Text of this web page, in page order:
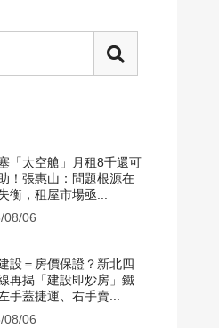
「太空艙」月租8千還可
！張惠山：問題根源在
衡，租屋市場亟...
08/06
設＝房價保證？新北四
再揭「建設即炒房」鐵
手蓋捷運、右手賣...
08/06